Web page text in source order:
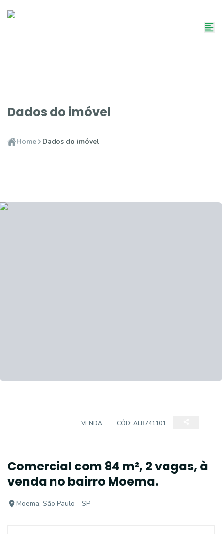
Dados do imóvel
Home Dados do imóvel
VENDA CÓD: ALB741101
Comercial com 84 m², 2 vagas, à
venda no bairro Moema.
Moema, São Paulo - SP